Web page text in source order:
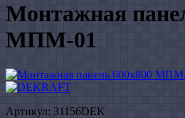
Монтажная
МПМ-01
Артикул: 31156DEK